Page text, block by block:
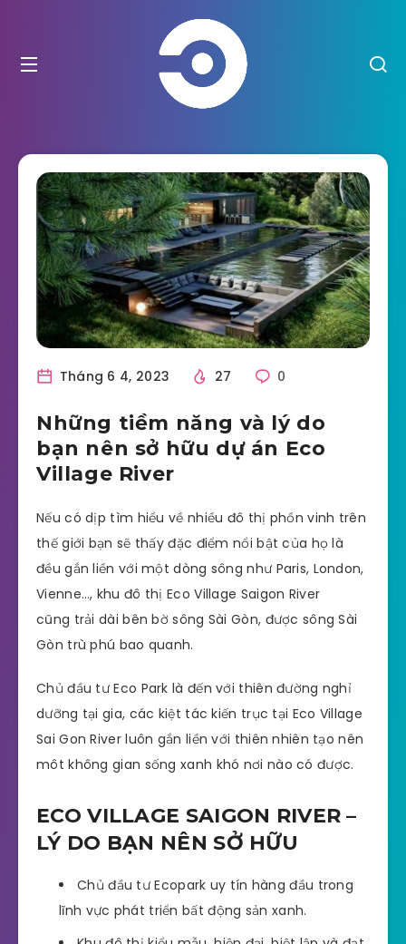
Tháng 6 4, 2023 27 0
Những tiềm năng và lý do
bạn nên sở hữu dự án Eco
Village River
Nếu có dịp tìm hiểu về nhiều đô thị phồn vinh trên
thế giới bạn sẽ thấy đặc điểm nổi bật của họ là
đều gắn liền với một dòng sông như Paris, London,
Vienne…, khu đô thị Eco Village Saigon River
cũng trải dài bên bờ sông Sài Gòn, được sông Sài
Gòn trù phú bao quanh.
Chủ đầu tư Eco Park là đến với thiên đường nghỉ
dưỡng tại gia, các kiệt tác kiến trục tại Eco Village
Sai Gon River luôn gắn liền với thiên nhiên tạo nên
môt không gian sống xanh khó nơi nào có được.
ECO VILLAGE SAIGON RIVER –
LÝ DO BẠN NÊN SỞ HỮU
Chủ đầu tư Ecopark uy tín hàng đầu trong
lĩnh vực phát triển bất động sản xanh.